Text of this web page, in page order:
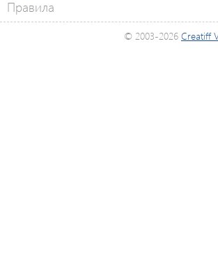
Правила
© 2003-2026 Creatiff